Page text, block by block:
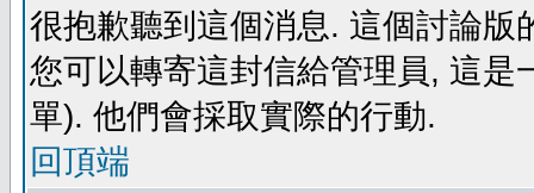
很抱歉聽到這個消息. 這個討論
您可以轉寄這封信給管理員, 這
單). 他們會採取實際的行動.
回頂端